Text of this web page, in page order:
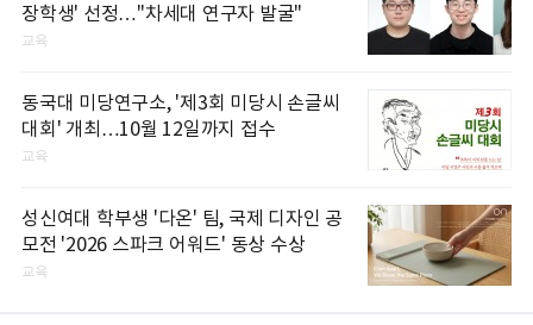
장학생' 선정…"차세대 연구자 발굴"
교육
동국대 미당연구소, '제3회 미당시 손글씨
대회' 개최…10월 12일까지 접수
교육
성신여대 학부생 '다온' 팀, 국제 디자인 공
모전 '2026 스파크 어워드' 동상 수상
교육